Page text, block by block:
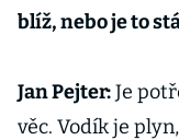
blíž, nebo je to
Jan Pejter:Je
věc. Vodík je